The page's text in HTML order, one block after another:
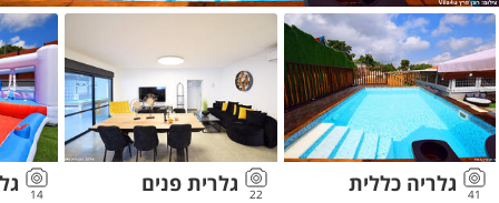
41 גלריה כללית 22 גלרית פנים 14